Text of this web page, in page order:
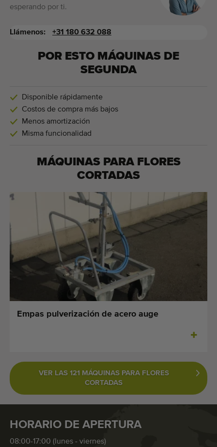
esperando por ti.
Llámenos: +31 180 632 088
POR ESTO MÁQUINAS DE
SEGUNDA
Disponible rápidamente
Costos de compra más bajos
Menos amortización
Misma funcionalidad
MÁQUINAS PARA FLORES
CORTADAS
Empas pulverización de acero auge
VER LAS 121 MÁQUINAS PARA FLORES
CORTADAS
HORARIO DE APERTURA
08:00-17:00 (lunes - viernes)